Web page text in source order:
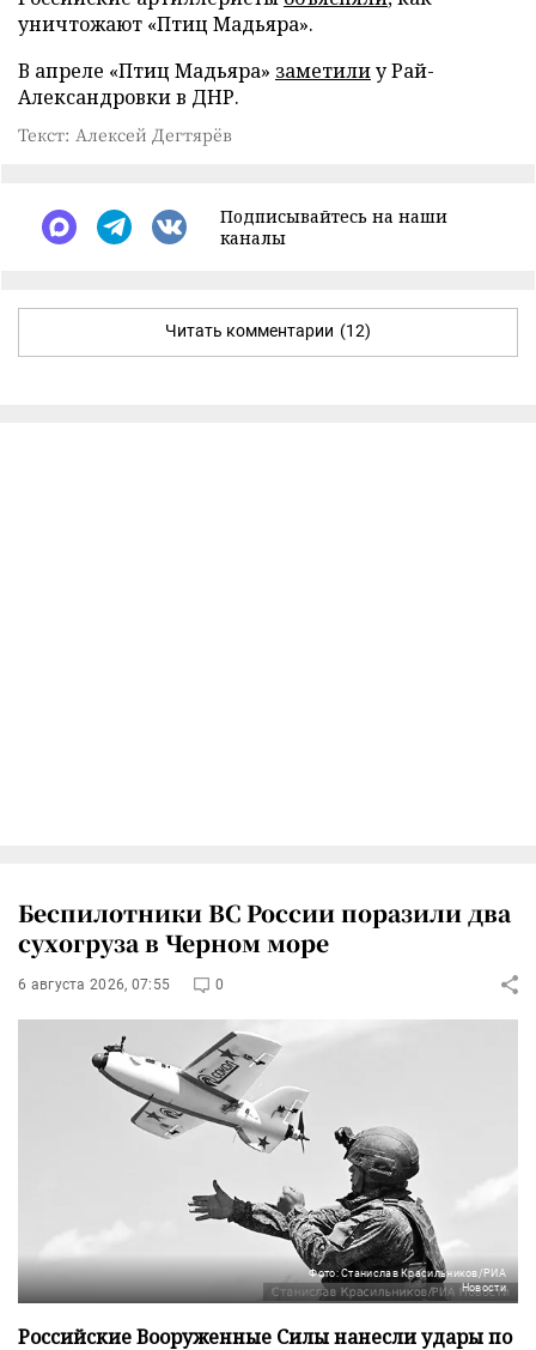
уничтожают «Птиц Мадьяра».
В апреле «Птиц Мадьяра» заметилиу Рай-
Александровки в ДНР.
Текст: Алексей Дегтярёв
Подписывайтесь на наши
каналы
Читать комментарии (12)
Беспилотники ВС России поразили два
сухогруза в Черном море
6 августа 2026, 07:55 0
Фото: Станислав Красильников/РИА
Новости
Российские Вооруженные Силы нанесли удары по